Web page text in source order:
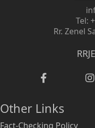
Tel:
Rr. Zenel
Other Links
Fact-Checking Policy